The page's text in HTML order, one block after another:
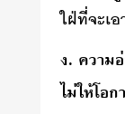
ใฝ่ที่จะเ
ง. ความ
ไม่ให้โอ